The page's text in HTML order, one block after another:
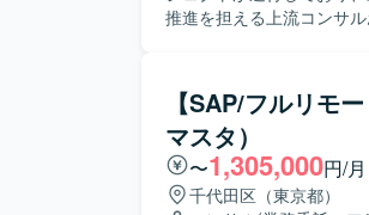
推進を担える上流コンサルお
課題抽出、対応方針の検
や、業務フロー・業務要
製造・会計向けERP（FO
ます。 ・プロジェクト全
しての活動を行います。 【求める人物像】 ・製造または会計領域のドメイン知識を活かしなが
ら、顧客と対話し業務要
【SAP/フルリモ
マスタ）
〜1,305,000円/月
千代田区（東京都）